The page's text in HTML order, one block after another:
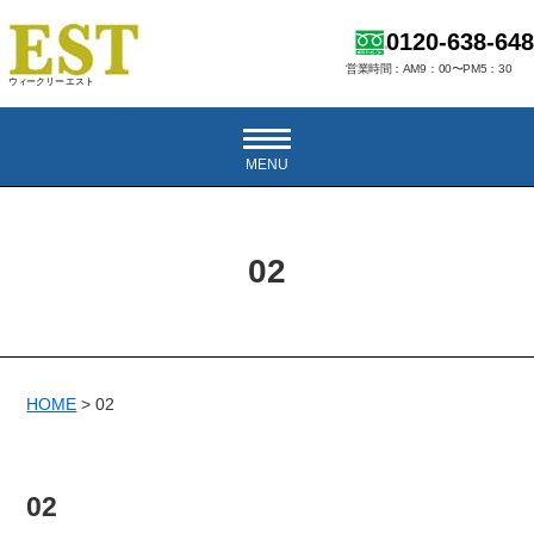
ウィークリー エスト
0120-638-648
営業時間：AM9：00〜PM5：30
MENU
02
HOME >02
02